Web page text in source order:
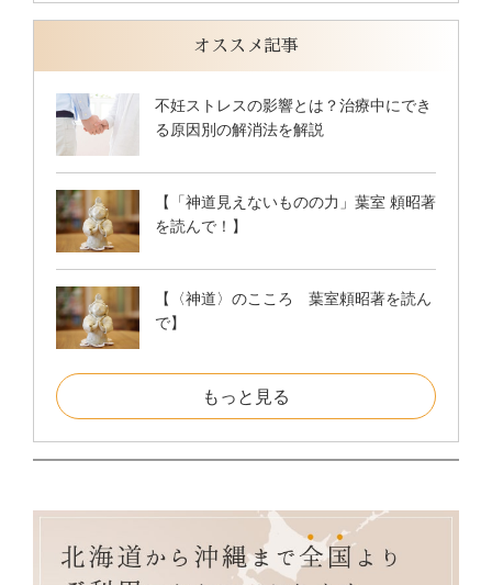
オススメ記事
不妊ストレスの影響とは？治療中にでき
る原因別の解消法を解説
【「神道見えないものの力」葉室 頼昭著
を読んで！】
【〈神道〉のこころ 葉室頼昭著を読ん
で】
もっと見る